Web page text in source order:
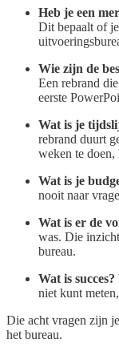
Heb je een
Dit bepaalt of
Wie zijn de
Een rebrand
eerste
Wat is je
rebrand duurt
weken te doen,
Wat is je
nooit naar
Wat is er de
was. Die
bureau.
Wat is succes?
niet kunt
Die acht vragen zijn
het bureau.